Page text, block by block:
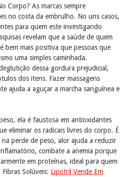
Corpo? As marcas sempre
no costa da embrulho. No uns casos,
para quem este investigando
revelam que a saúde de quem
bem mais positiva que pessoas que
uma simples caminhada.
dessa gordura prejudicial,
dos itens. Fazer massagens
ajuda a aguçar a marcha sanguínea e
ela é faustosa em antioxidantes
eliminar os radicais livres do corpo. É
perde de peso, alor ajuda a reduzir
combate a anemia porque
em proteínas, ideal para quem
Solúveis: Lipotril Vende Em